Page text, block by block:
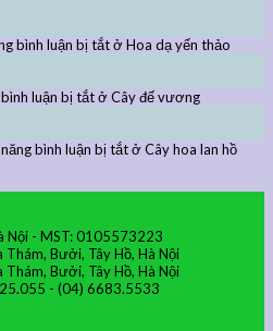
bình luận bị tắtở Hoa dạ yến thảo
luận bị tắtở Cây đế vương
bình luận bị tắtở Cây hoa lan hồ
Nội - MST: 0105573223
Bưởi, Tây Hồ, Hà Nội
Bưởi, Tây Hồ, Hà Nội
- (04) 6683.5533